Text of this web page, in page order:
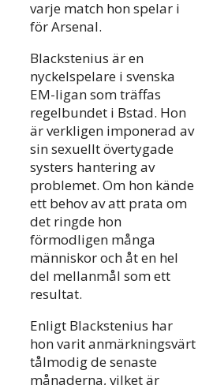
varje match hon spelar i
för Arsenal.
Blackstenius är en
nyckelspelare i svenska
EM-ligan som träffas
regelbundet i Bstad. Hon
är verkligen imponerad av
sin sexuellt övertygade
systers hantering av
problemet. Om hon kände
ett behov av att prata om
det ringde hon
förmodligen många
människor och åt en hel
del mellanmål som ett
resultat.
Enligt Blackstenius har
hon varit anmärkningsvärt
tålmodig de senaste
månaderna, vilket är